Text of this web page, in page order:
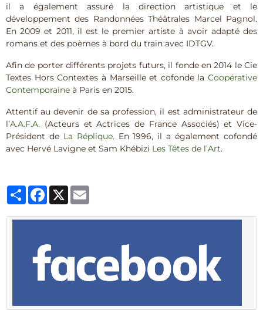
il a également assuré la direction artistique et le
développement des Randonnées Théâtrales Marcel Pagnol.
En 2009 et 2011, il est le premier artiste à avoir adapté des
romans et des poèmes à bord du train avec IDTGV.
Afin de porter différents projets futurs, il fonde en 2014 le Cie
Textes Hors Contextes à Marseille et cofonde la Coopérative
Contemporaine à Paris en 2015.
Attentif au devenir de sa profession, il est administrateur de
l’A.A.F.A. (Acteurs et Actrices de France Associés) et Vice-
Président de La Réplique. En 1996, il a également cofondé
avec Hervé Lavigne et Sam Khébizi Les Têtes de l’Art.
PartagerFacebook
X